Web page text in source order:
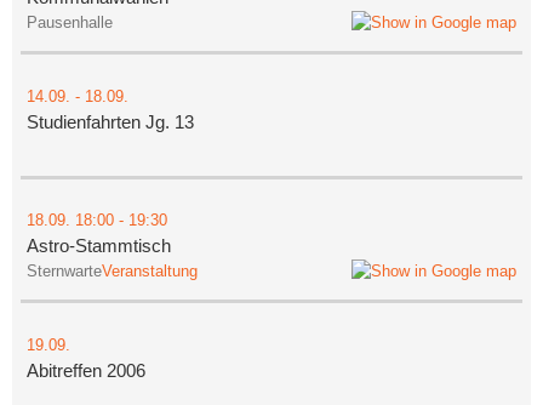
Pausenhalle
14.09. - 18.09.
Studienfahrten Jg. 13
18.09. 18:00 - 19:30
Astro-Stammtisch
SternwarteVeranstaltung
19.09.
Abitreffen 2006